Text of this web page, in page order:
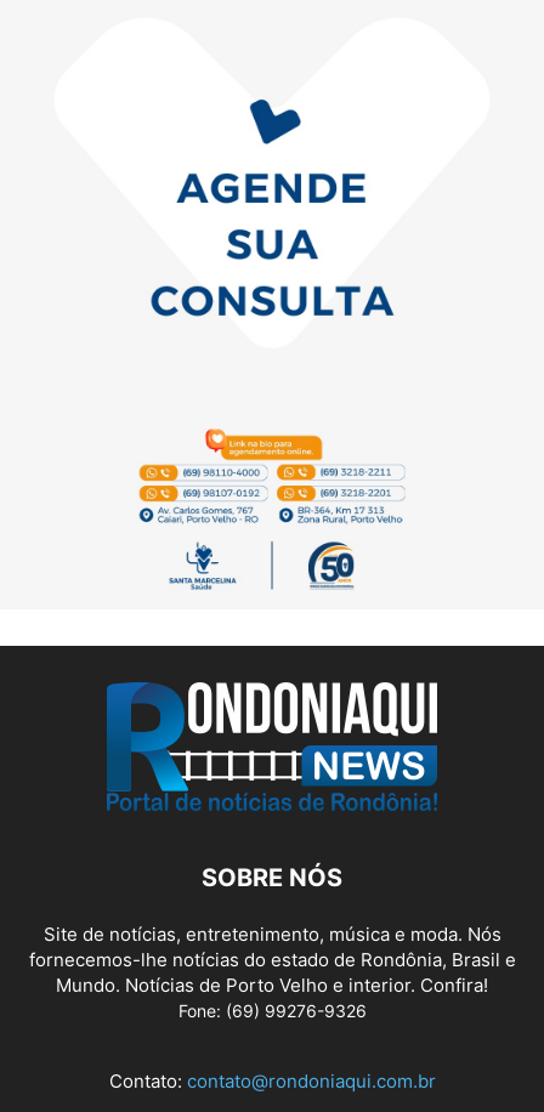
SOBRE NÓS
Site de notícias, entretenimento, música e moda. Nós
fornecemos-lhe notícias do estado de Rondônia, Brasil e
Mundo. Notícias de Porto Velho e interior. Confira!
Fone: (69) 99276-9326
Contato: contato@rondoniaqui.com.br